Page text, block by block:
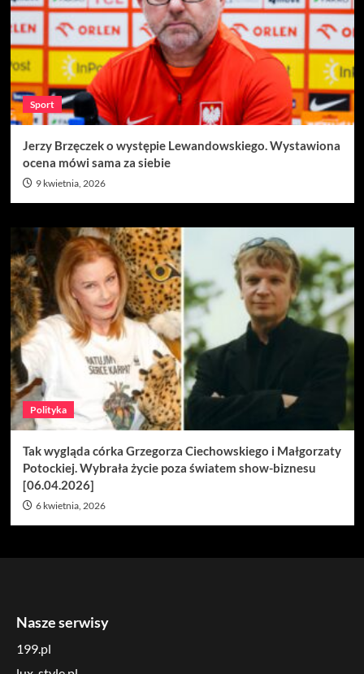
Sport
Jerzy Brzęczek o występie Lewandowskiego. Wystawiona
ocena mówi sama za siebie
9 kwietnia, 2026
Polityka
Tak wygląda córka Grzegorza Ciechowskiego i Małgorzaty
Potockiej. Wybrała życie poza światem show-biznesu
[06.04.2026]
6 kwietnia, 2026
Nasze serwisy
199.pl